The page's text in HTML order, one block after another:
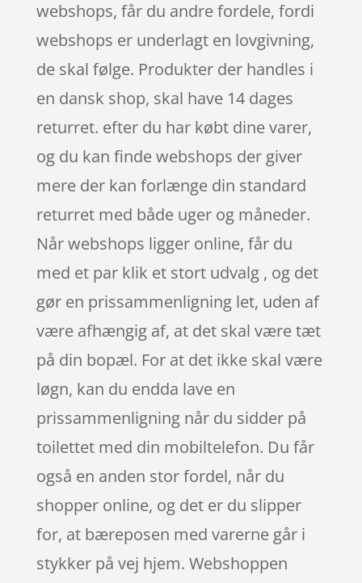
webshops, får du andre fordele, fordi
webshops er underlagt en lovgivning,
de skal følge. Produkter der handles i
en dansk shop, skal have 14 dages
returret. efter du har købt dine varer,
og du kan finde webshops der giver
mere der kan forlænge din standard
returret med både uger og måneder.
Når webshops ligger online, får du
med et par klik et stort udvalg , og det
gør en prissammenligning let, uden af
være afhængig af, at det skal være tæt
på din bopæl. For at det ikke skal være
løgn, kan du endda lave en
prissammenligning når du sidder på
toilettet med din mobiltelefon. Du får
også en anden stor fordel, når du
shopper online, og det er du slipper
for, at bæreposen med varerne går i
stykker på vej hjem. Webshoppen